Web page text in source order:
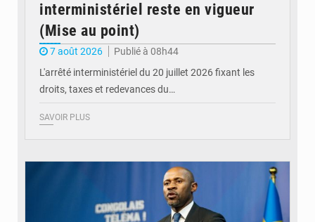
interministériel reste en vigueur
(Mise au point)
7 août 2026
Publié à 08h44
L'arrêté interministériel du 20 juillet 2026 fixant les
droits, taxes et redevances du…
SAVOIR PLUS